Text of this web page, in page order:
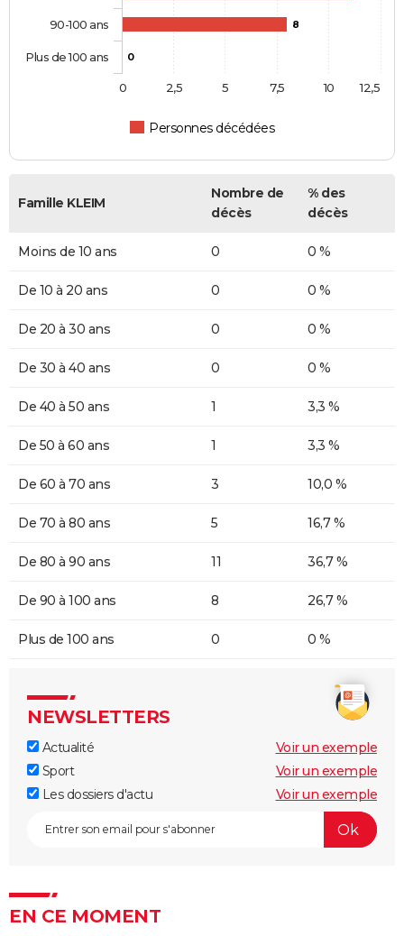
8
0
Personnes décédées
90-100 ans
Plus de 100 ans
0 10
2,5 5 7,5 12,5
Famille KLEIM
Nombre de
décès
% des
décès
Moins de 10 ans 0 0 %
De 10 à 20 ans 0 0 %
De 20 à 30 ans 0 0 %
De 30 à 40 ans 0 0 %
De 40 à 50 ans 1 3,3 %
De 50 à 60 ans 1 3,3 %
De 60 à 70 ans 3 10,0 %
De 70 à 80 ans 5 16,7 %
De 80 à 90 ans 11 36,7 %
De 90 à 100 ans 8 26,7 %
Plus de 100 ans 0 0 %
NEWSLETTERS
Actualité
Voir un exemple
Sport
Voir un exemple
Les dossiers d'actu
Voir un exemple
EN CE MOMENT